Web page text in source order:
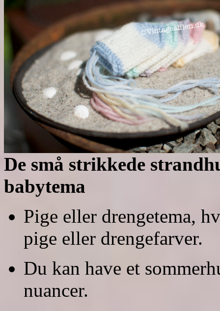
De små strikkede
babytema
Pige eller drengetema,
pige eller drengefarver.
Du kan have et
nuancer.